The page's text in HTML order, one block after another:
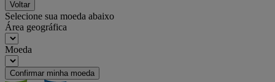
Voltar
Selecione sua moeda abaixo
Área geográfica
Moeda
Confirmar minha moeda